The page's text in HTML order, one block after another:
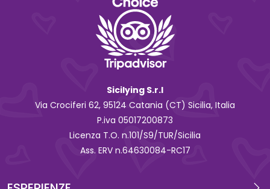
Sicilying S.r.l
Via Crociferi 62, 95124 Catania (CT) Sicilia, Italia
P.iva 0‍5017200873
Licenza T.O. n.101/S9/TUR/Sicilia
Ass. ERV n.64630084-RC17